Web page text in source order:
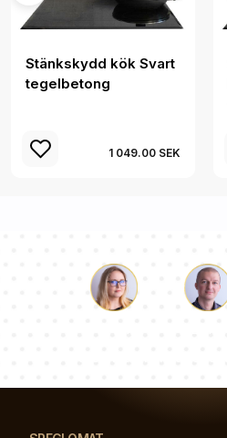
Stänkskydd kök Svart
tegelbetong
1 049.00 SEK